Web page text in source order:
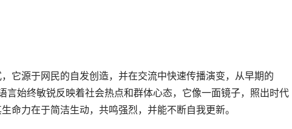
它源于网民的自发创造，并在交流中快速传播演变，从早期的
言始终敏锐反映着社会热点和群体心态，它像一面镜子，照出时代
命力在于简洁生动，共鸣强烈，并能不断自我更新。